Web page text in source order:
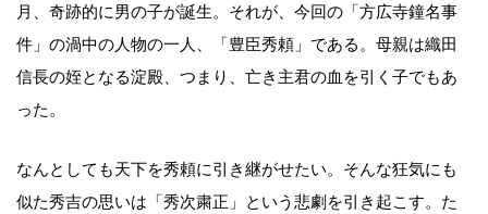
月、奇跡的に男の子が誕生。それが、今回の「方広寺鐘名事
件」の渦中の人物の一人、「豊臣秀頼」である。母親は織田
信長の姪となる淀殿、つまり、亡き主君の血を引く子でもあ
った。
なんとしても天下を秀頼に引き継がせたい。そんな狂気にも
似た秀吉の思いは「秀次粛正」という悲劇を引き起こす。た